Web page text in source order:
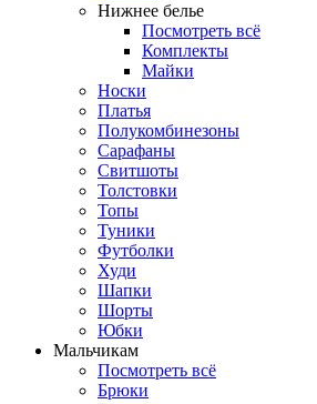
Нижнее белье
Посмотреть всё
Комплекты
Майки
Носки
Платья
Полукомбинезоны
Сарафаны
Свитшоты
Толстовки
Топы
Туники
Футболки
Худи
Шапки
Шорты
Юбки
Мальчикам
Посмотреть всё
Брюки